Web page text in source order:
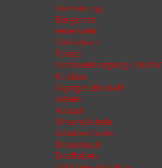
Verwaltung
Bürgerrat
Feuerwehr
Zivilschutz
Polizei
Abfallentsorgung / OBAV
Kirchen
Jagdgesellschaft
Schule
Aktuell
Unsere Schule
Schulbehörden
Downloads
Dorfleben